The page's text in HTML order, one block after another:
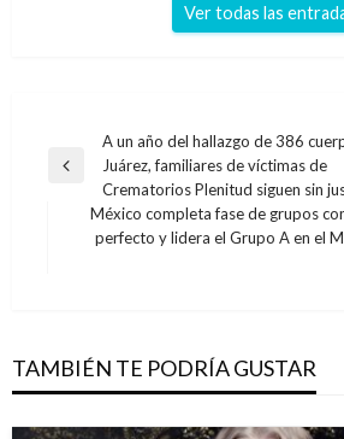
Ver todas las
Navegación
de
entradas
Entrada
A un año del hallazgo de 386
Juárez, familiares de víctimas de
Crematorios Plenitud siguen sin
Entrada
México completa fase de grupos
perfecto y lidera el Grupo A en el
TAMBIÉN TE PODRÍA GUSTAR